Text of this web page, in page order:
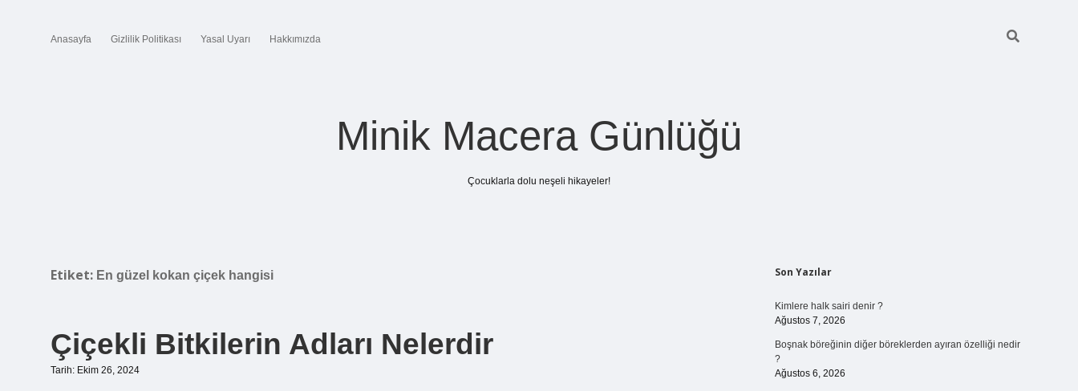
Anasayfa Gizlilik Politikası Yasal Uyarı Hakkımızda
Minik Macera Günlüğü
Çocuklarla dolu neşeli hikayeler!
Etiket: En güzel kokan çiçek hangisi
Çiçekli Bitkilerin Adları Nelerdir
Tarih: Ekim 26, 2024
Sidebar
Son Yazılar
Kimlere halk sairi denir ?
Ağustos 7, 2026
Boşnak böreğinin diğer böreklerden ayıran özelliği nedir
?
Ağustos 6, 2026